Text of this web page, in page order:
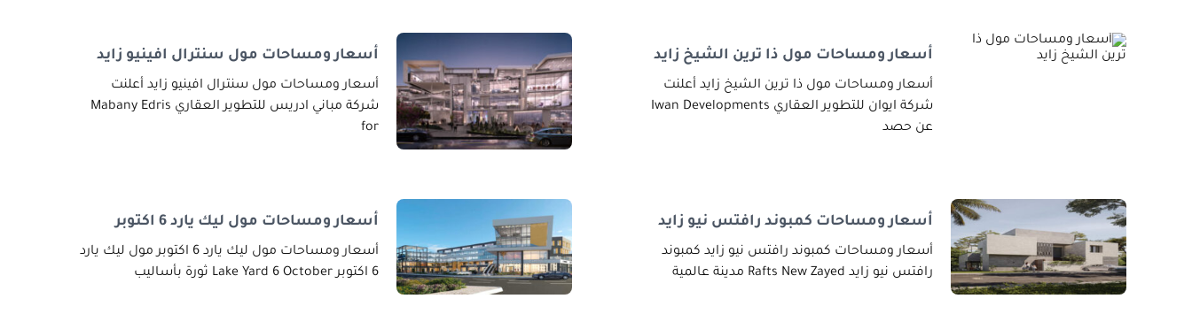
أسعار ومساحات مول ذا ترين الشيخ زايد
أسعار ومساحات مول ذا ترين الشيخ زايد أعلنت
شركة ايوان للتطوير العقاري Iwan Developments
عن حصد
أسعار ومساحات مول سنترال افينيو زايد
أسعار ومساحات مول سنترال افينيو زايد أعلنت
شركة مباني ادريس للتطوير العقاري Mabany Edris
for
أسعار ومساحات كمبوند رافتس نيو زايد
أسعار ومساحات كمبوند رافتس نيو زايد كمبوند
رافتس نيو زايد Rafts New Zayed مدينة عالمية
أسعار ومساحات مول ليك يارد 6 اكتوبر
أسعار ومساحات مول ليك يارد 6 اكتوبر مول ليك يارد
6 اكتوبر Lake Yard 6 October ثورة بأساليب